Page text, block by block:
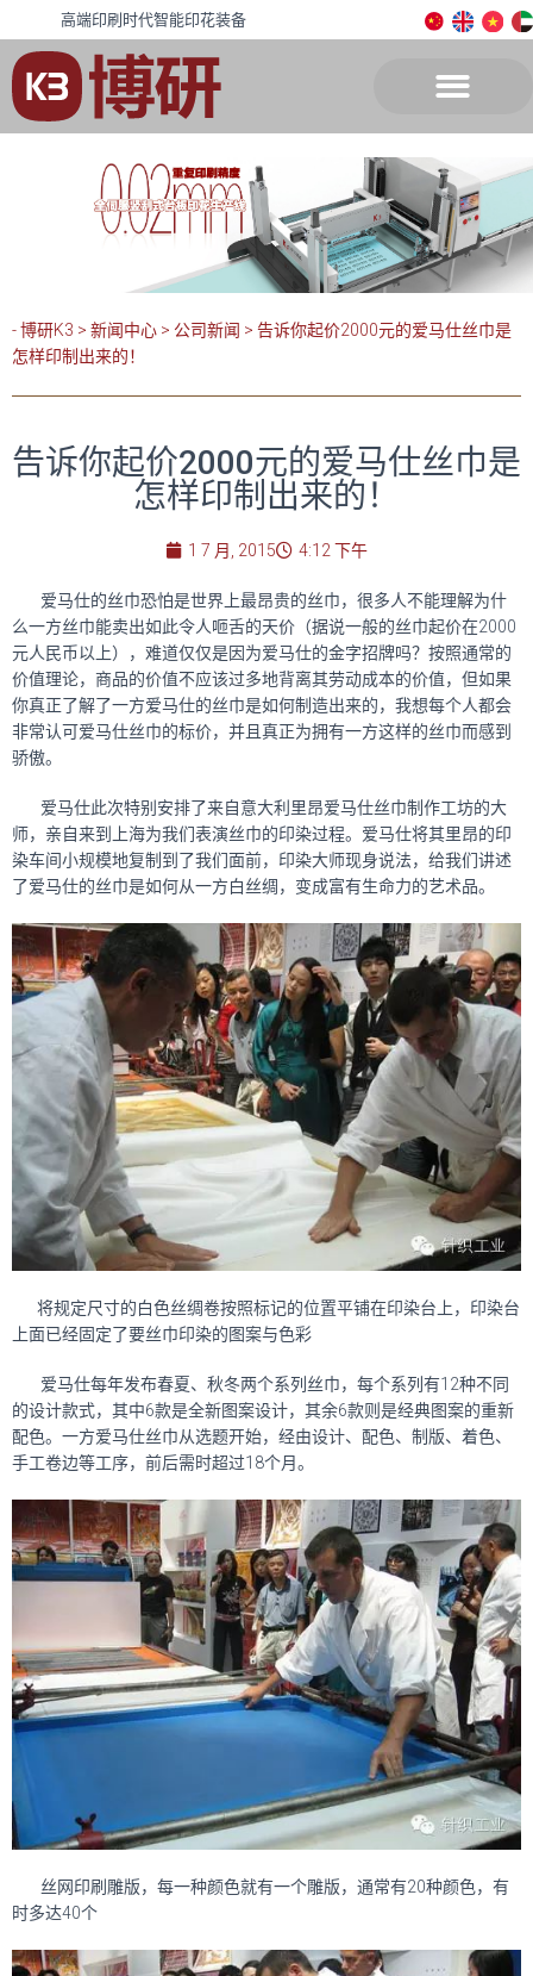
高端印刷时代智能印花装备
- 博研K3 > 新闻中心 > 公司新闻 > 告诉你起价2000元的爱马仕丝巾是
怎样印制出来的！
告诉你起价2000元的爱马仕丝巾是
怎样印制出来的！
1 7 月, 2015 4:12 下午
爱马仕的丝巾恐怕是世界上最昂贵的丝巾，很多人不能理解为什
么一方丝巾能卖出如此令人咂舌的天价（据说一般的丝巾起价在2000
元人民币以上），难道仅仅是因为爱马仕的金字招牌吗？按照通常的
价值理论，商品的价值不应该过多地背离其劳动成本的价值，但如果
你真正了解了一方爱马仕的丝巾是如何制造出来的，我想每个人都会
非常认可爱马仕丝巾的标价，并且真正为拥有一方这样的丝巾而感到
骄傲。
爱马仕此次特别安排了来自意大利里昂爱马仕丝巾制作工坊的大
师，亲自来到上海为我们表演丝巾的印染过程。爱马仕将其里昂的印
染车间小规模地复制到了我们面前，印染大师现身说法，给我们讲述
了爱马仕的丝巾是如何从一方白丝绸，变成富有生命力的艺术品。
将规定尺寸的白色丝绸卷按照标记的位置平铺在印染台上，印染台
上面已经固定了要丝巾印染的图案与色彩
爱马仕每年发布春夏、秋冬两个系列丝巾，每个系列有12种不同
的设计款式，其中6款是全新图案设计，其余6款则是经典图案的重新
配色。一方爱马仕丝巾从选题开始，经由设计、配色、制版、着色、
手工卷边等工序，前后需时超过18个月。
丝网印刷雕版，每一种颜色就有一个雕版，通常有20种颜色，有
时多达40个